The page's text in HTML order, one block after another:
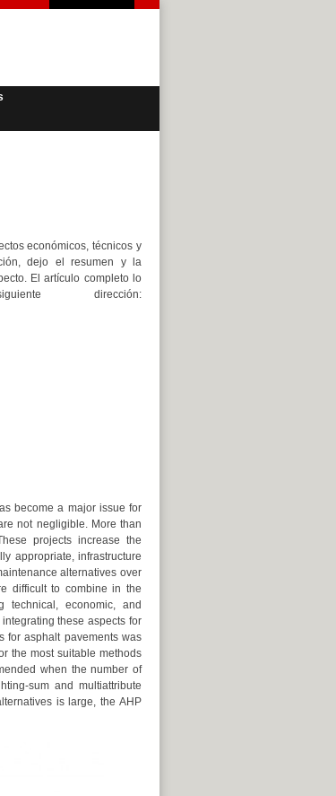
económicos, técnicos y
dejo el resumen y la
El artículo completo lo
dirección:
become a major issue for
not negligible. More than
projects increase the
appropriate, infrastructure
alternatives over
difficult to combine in the
technical, economic, and
these aspects for
for asphalt pavements was
the most suitable methods
when the number of
sum and multiattribute
is large, the AHP